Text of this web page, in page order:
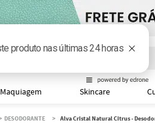
Faça sua busca aqui
Maquiagem Skincare
DESODORANTE Alva Cristal Natural Citrus -